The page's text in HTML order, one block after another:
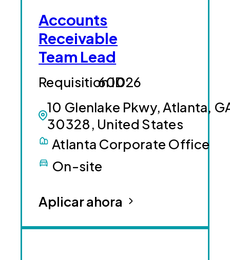
Accounts
Receivable
Team Lead
10 Glenlake Pkwy, Atlanta,
30328, United States
60026
Atlanta Corporate Office
On-site
Aplicar ahora